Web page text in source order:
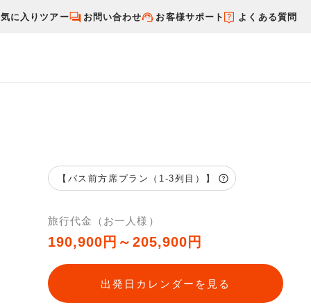
に入りツアー お問い合わせ お客様サポート よくある質問
【バス前方席プラン（1-3列目）】
旅行代金（お一人様）
190,900円～205,900円
出発日カレンダーを見る